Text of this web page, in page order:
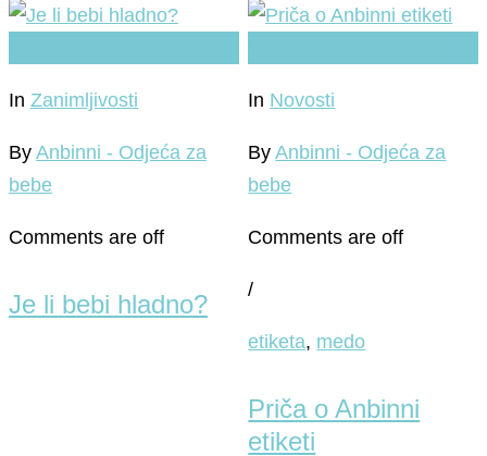
In Zanimljivosti
By Anbinni - Odjeća za
bebe
Comments are off
Je li bebi hladno?
In Novosti
ByAnbinni - Odjeća za
bebe
Comments are off
/
etiketa, medo
Priča o Anbinni
etiketi